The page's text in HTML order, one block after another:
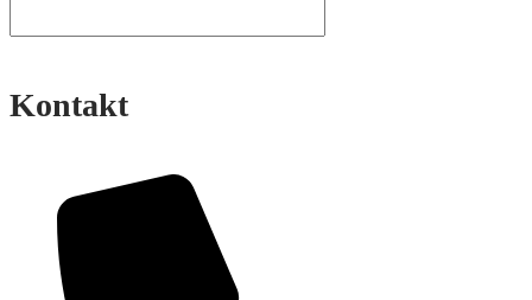
Kontakt